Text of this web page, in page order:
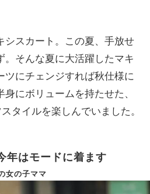
極
上の
族
】
しむ
「ミ
ッ
シスカート。この夏、手放せ
。そんな夏に大活躍したマキ
ツにチェンジすれば秋仕様に
にボリュームを持たせた、
タイルを楽しんでいました。
年はモードに着ます
女の子ママ